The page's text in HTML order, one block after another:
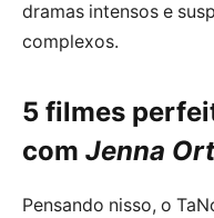
dramas intensos e
complexos.
5 filmes
com Jenna
Pensando nisso, o